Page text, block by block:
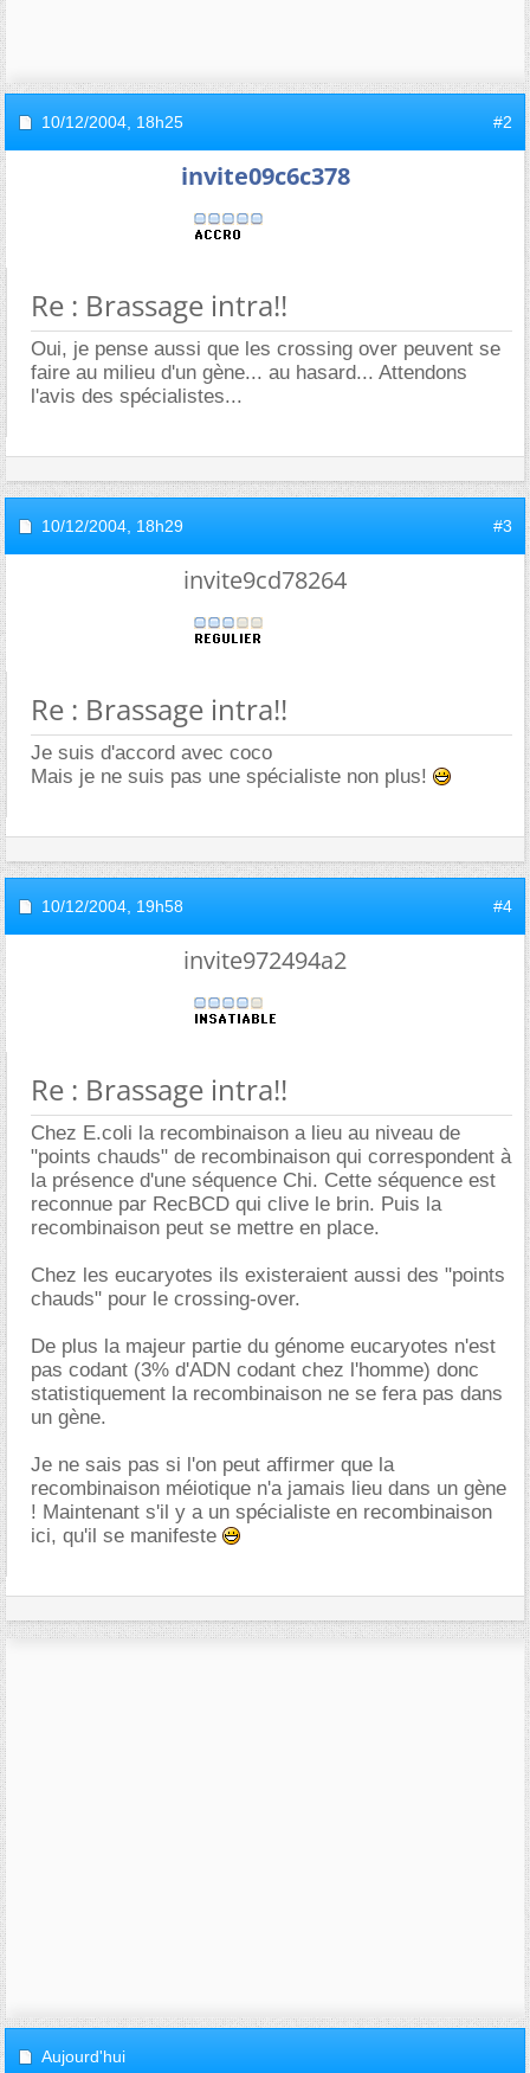
10/12/2004, 18h25 #2
invite09c6c378
Re : Brassage intra!!
Oui, je pense aussi que les crossing over peuvent se
faire au milieu d'un gène... au hasard... Attendons
l'avis des spécialistes...
10/12/2004, 18h29 #3
invite9cd78264
Re : Brassage intra!!
Je suis d'accord avec coco
Mais je ne suis pas une spécialiste non plus!
10/12/2004, 19h58 #4
invite972494a2
Re : Brassage intra!!
Chez E.coli la recombinaison a lieu au niveau de
"points chauds" de recombinaison qui correspondent à
la présence d'une séquence Chi. Cette séquence est
reconnue par RecBCD qui clive le brin. Puis la
recombinaison peut se mettre en place.
Chez les eucaryotes ils existeraient aussi des "points
chauds" pour le crossing-over.
De plus la majeur partie du génome eucaryotes n'est
pas codant (3% d'ADN codant chez l'homme) donc
statistiquement la recombinaison ne se fera pas dans
un gène.
Je ne sais pas si l'on peut affirmer que la
recombinaison méiotique n'a jamais lieu dans un gène
! Maintenant s'il y a un spécialiste en recombinaison
ici, qu'il se manifeste
Aujourd'hui